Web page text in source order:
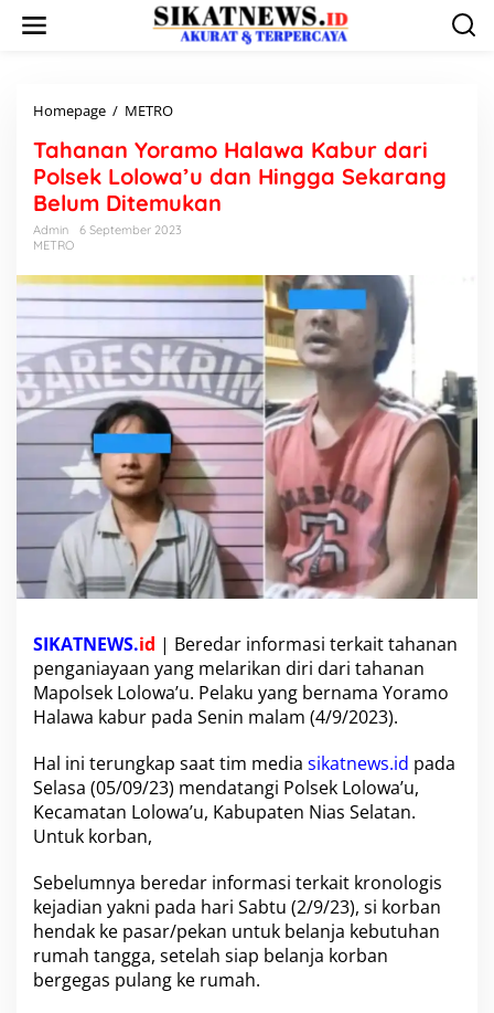
Homepage / METRO
h
a
n
a
n
r
a
o
H
a
l
a
w
a
a
b
u
r
d
i
P
o
s
k
L
o
a
'
u
d
a
n
Tahanan Yoramo Halawa Kabur dari
Polsek Lolowa’u dan Hingga Sekarang
Belum Ditemukan
Admin
6 September 2023
METRO
SIKATNEWS.id | Beredar informasi terkait tahanan
penganiayaan yang melarikan diri dari tahanan
Mapolsek Lolowa’u. Pelaku yang bernama Yoramo
Halawa kabur pada Senin malam (4/9/2023).
Hal ini terungkap saat tim media sikatnews.id pada
Selasa (05/09/23) mendatangi Polsek Lolowa’u,
Kecamatan Lolowa’u, Kabupaten Nias Selatan.
Untuk korban,
Sebelumnya beredar informasi terkait kronologis
kejadian yakni pada hari Sabtu (2/9/23), si korban
hendak ke pasar/pekan untuk belanja kebutuhan
rumah tangga, setelah siap belanja korban
bergegas pulang ke rumah.